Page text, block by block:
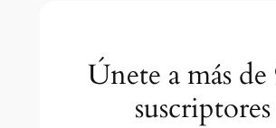
Únete a más de
suscriptores